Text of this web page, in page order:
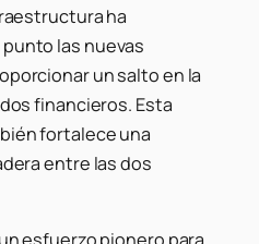
ha
las nuevas
un salto en la
financieros. Esta
fortalece una
entre las dos